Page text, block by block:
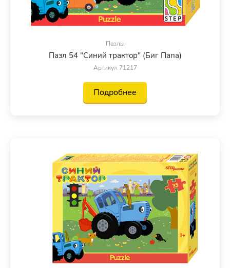
Пазлы
Пазл 54 "Синий трактор" (Биг Папа)
Артикул 71217
Подробнее